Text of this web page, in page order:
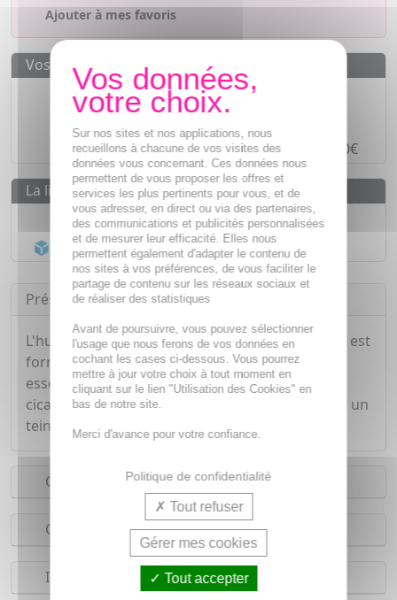
Ajouter à mes favoris
Vos avantages
Des prixIMBATTABLES
Paiement en4 fois sans fraisà partir de 30€
La livraison
Livraison gratuite dès55€
Acheminement Chronopost en 24h*
Présentation
L'huile réparatrice à l'aloe vera de chez ZUCCARI est
formulé à base d'acide hyaluronique et d'huiles
essentielles pures. Elle est efficace contre les
cicatrices et vergetures, et hydrate la peau pour un
teint régulier et repulpé.
Conseils d'utilisation
Composition
Indications
Sur nos sites et nos applications, nous
recueillons à chacune de vos visites des
données vous concernant. Ces données nous
permettent de vous proposer les offres et
services les plus pertinents pour vous, et de
vous adresser, en direct ou via des partenaires,
des communications et publicités personnalisées
et de mesurer leur efficacité. Elles nous
permettent également d'adapter le contenu de
nos sites à vos préférences, de vous faciliter le
partage de contenu sur les réseaux sociaux et
de réaliser des statistiques
Avant de poursuivre, vous pouvez sélectionner
l'usage que nous ferons de vos données en
cochant les cases ci-dessous. Vous pourrez
mettre à jour votre choix à tout moment en
cliquant sur le lien "Utilisation des Cookies" en
bas de notre site.
Merci d'avance pour votre confiance.
Politique de confidentialité
Tout refuser
Gérer mes cookies
Tout accepter